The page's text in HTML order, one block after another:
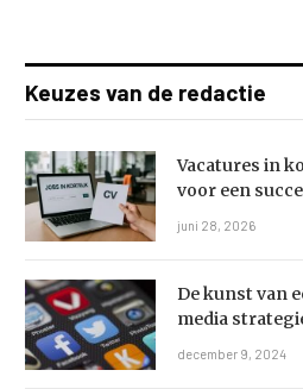
Keuzes van de redactie
Vacatures in
voor een
juni 28, 2026
De kunst van
media
december 9, 2024